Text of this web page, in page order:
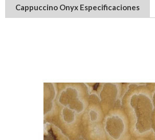
Cappuccino Onyx Especificaciones